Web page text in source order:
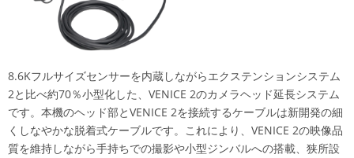
8.6Kフルサイズセンサーを内蔵しながらエクステンションシステム
2と比べ約70％小型化した、VENICE 2のカメラヘッド延長システム
です。本機のヘッド部とVENICE 2を接続するケーブルは新開発の細
くしなやかな脱着式ケーブルです。これにより、VENICE 2の映像品
質を維持しながら手持ちでの撮影や小型ジンバルへの搭載、狭所設